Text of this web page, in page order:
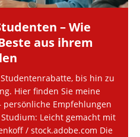
– Wie
aus ihrem
bis hin zu
Hier finden Sie meine
Empfehlungen
Leicht gemacht mit
/ stock.adobe.com Die